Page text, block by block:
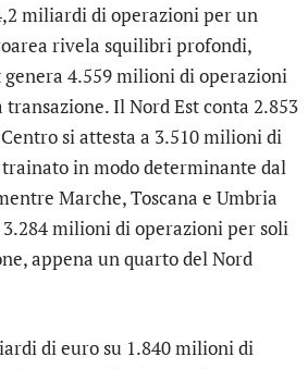
miliardi di operazioni per un
rivela squilibri profondi,
4.559 milioni di operazioni
Il Nord Est conta 2.853
si attesta a 3.510 milioni di
in modo determinante dal
Marche, Toscana e Umbria
milioni di operazioni per soli
appena un quarto del Nord
di euro su 1.840 milioni di